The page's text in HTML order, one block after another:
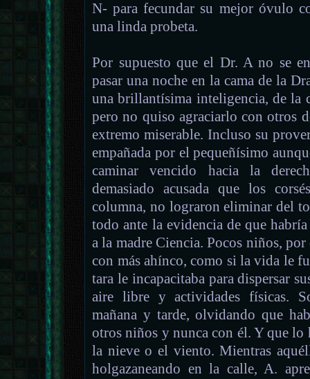
N- para fecundar su mejor óvulo
una linda probeta.
Por supuesto que el Dr. A no se
pasar una noche en la cama de la
una brillantísima inteligencia, de la
pero no quiso agraciarlo con otros
extremo miserable. Incluso su
empañada por el pequeñísimo
caminar vencido hacia la
demasiado acusada que los
columna, no lograron eliminar del
todo ante la evidencia de que
a la madre Ciencia. Pocos niños,
con más ahínco, como si la vida le
tara le incapacitaba para dispersar
aire libre y actividades físicas.
mañana y tarde, olvidando que
otros niños y nunca con él. Y que lo
la nieve o el viento. Mientras
holgazaneando en la calle, A.